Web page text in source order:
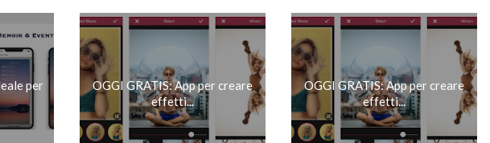
per
OGGI GRATIS: App per creare
effetti...
OGGI GRATIS: App per creare
effetti...